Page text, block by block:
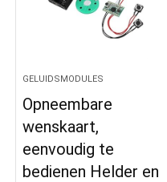
GELUIDSMODULES
Opneembare
wenskaart,
eenvoudig te
bedienen Helder en